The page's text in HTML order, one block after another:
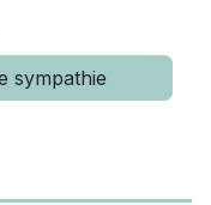
sympathie